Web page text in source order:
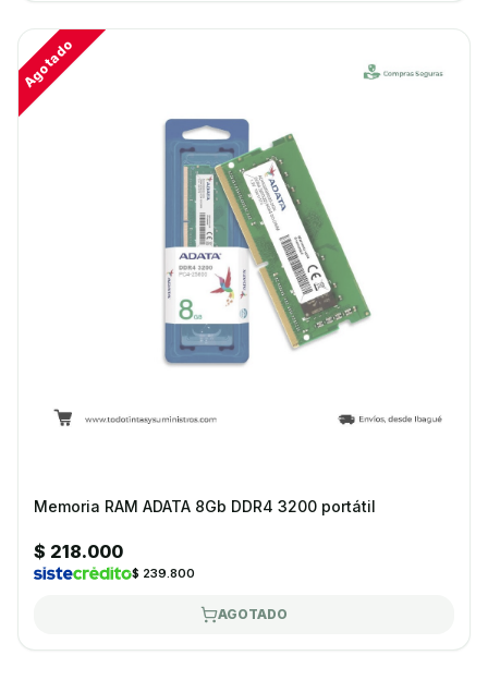
Agotado
Memoria RAM ADATA 8Gb DDR4 3200 portátil
$ 218.000
$ 239.800
AGOTADO